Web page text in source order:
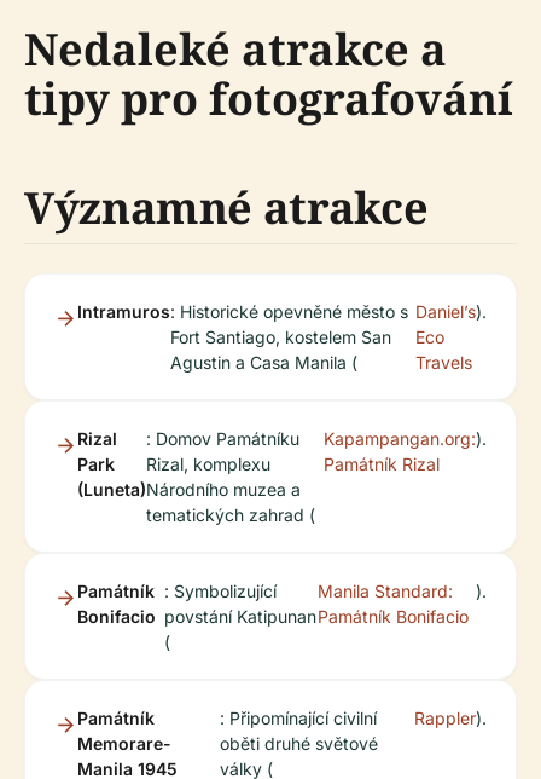
Nedaleké atrakce a
tipy pro fotografování
Významné atrakce
Intramuros: Historické opevněné město s
Fort Santiago, kostelem San
Agustin a Casa Manila (
Daniel’s
Eco
Travels
).
Rizal
Park
(Luneta)
: Domov Památníku
Rizal, komplexu
Národního muzea a
tematických zahrad (
Kapampangan.org:
Památník Rizal
).
Památník
Bonifacio
: Symbolizující
povstání Katipunan
(
Manila Standard:
Památník Bonifacio
).
Památník
Memorare-
Manila 1945
: Připomínající civilní
oběti druhé světové
války (
Rappler).